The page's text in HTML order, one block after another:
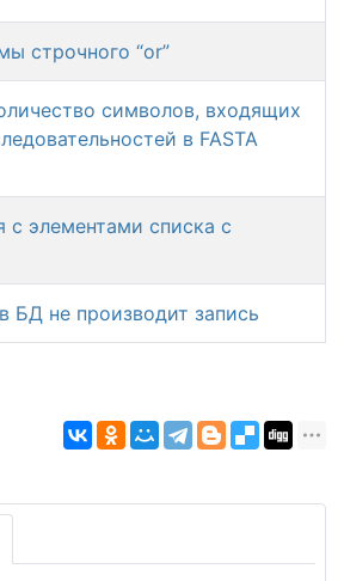
строчного “or”
символов, входящих
в FASTA
с элементами списка с
БД не производит запись